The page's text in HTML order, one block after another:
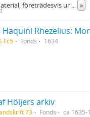
företrädesvis ur ... »
Fc5 Fonds 1634
Höijers arkiv
73 Fonds ca 1635-